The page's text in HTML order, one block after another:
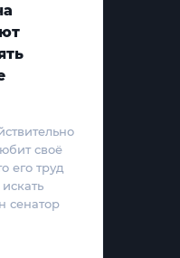
своё
его труд
сенатор